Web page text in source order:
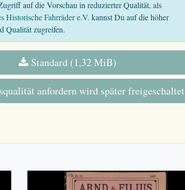
auf die Vorschau in reduzierter Qualität, als
Historische Fahrräder e.V. kannst Du auf die höher
Qualität zugreifen.
Standard (1,32 MiB)
anfordern wird später freigeschaltet